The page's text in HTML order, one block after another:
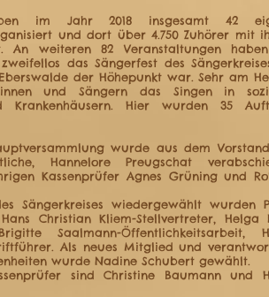
im Jahr 2018 insgesamt 42
und dort über 4.750 Zuhörer mit
An weiteren 82 Veranstaltungen
das Sängerfest des
der Höhepunkt war. Sehr am
und Sängern das Singen in
Krankenhäusern. Hier wurden 35
wurde aus dem
Hannelore Preugschat
Kassenprüfer Agnes Grüning und
Sängerkreises wiedergewählt wurden
Hans Christian Kliem-Stellvertreter, Helga
Saalmann-Öffentlichkeitsarbeit,
Als neues Mitglied und
wurde Nadine Schubert gewählt.
sind Christine Baumann und